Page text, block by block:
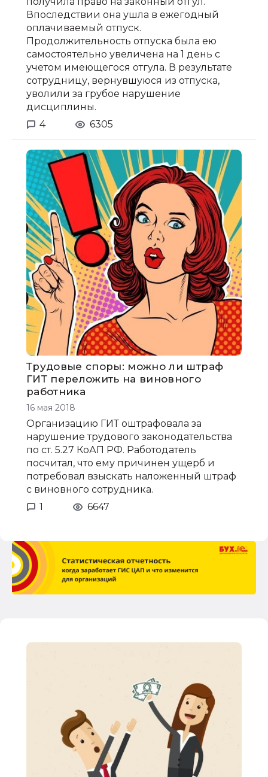
Впоследствии она ушла в ежегодный
оплачиваемый отпуск.
Продолжительность отпуска была ею
самостоятельно увеличена на 1 день с
учетом имеющегося отгула. В результате
сотрудницу, вернувшуюся из отпуска,
уволили за грубое нарушение
дисциплины.
4
6305
Трудовые споры: можно ли штраф
ГИТ переложить на виновного
работника
16 мая 2018
Организацию ГИТ оштрафовала за
нарушение трудового законодательства
по ст. 5.27 КоАП РФ. Работодатель
посчитал, что ему причинен ущерб и
потребовал взыскать наложенный штраф
с виновного сотрудника.
1
6647